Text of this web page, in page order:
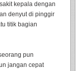
kepala dengan
denyut di pinggir
titik bagian
pun
jangan cepat